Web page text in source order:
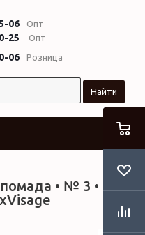
06 Опт
25 Опт
06 Розница
Найти
• № 3 • Lux